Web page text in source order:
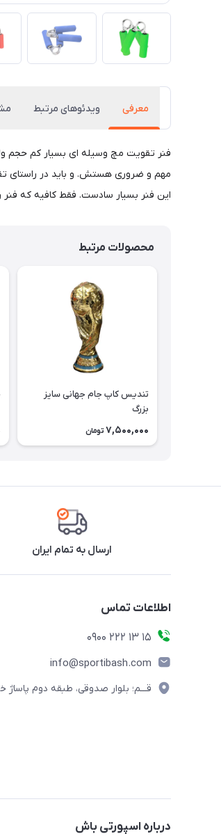
معرفی ویدئوهای مرتبط
فنر تقویت مچ وسیله ای بسیار کم حجم
مهم و ضروری هستش. و باید در راستای
این فنر بسیار سادست. فقط کافیه که
محصولات مرتبط
تندیس کاپ جام جهانی سایز
بزرگ
7,500,000 تومان
ارسال به تمام ایران
اطلاعات تماس
15 13 222 0900
info@sportibash.com
قـــم؛ بلوار صدوقی، طبقه دوم پاساژ
درباره اسپورتی باش